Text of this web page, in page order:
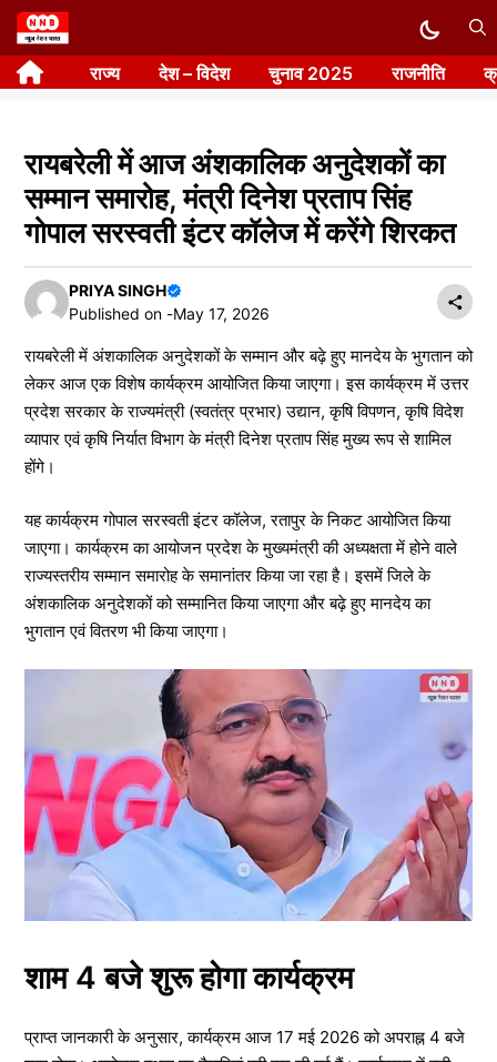
Skip
to
content राज्य देश – विदेश चुनाव 2025 राजनीति
रायबरेली में आज अंशकालिक अनुदेशकों का
सम्मान समारोह, मंत्री दिनेश प्रताप सिंह
गोपाल सरस्वती इंटर कॉलेज में करेंगे शिरकत
PRIYA SINGH
Published on -May 17, 2026
रायबरेली में अंशकालिक अनुदेशकों के सम्मान और बढ़े हुए मानदेय के भुगतान को
लेकर आज एक विशेष कार्यक्रम आयोजित किया जाएगा। इस कार्यक्रम में उत्तर
प्रदेश सरकार के राज्यमंत्री (स्वतंत्र प्रभार) उद्यान, कृषि विपणन, कृषि विदेश
व्यापार एवं कृषि निर्यात विभाग के मंत्री दिनेश प्रताप सिंह मुख्य रूप से शामिल
होंगे।
यह कार्यक्रम गोपाल सरस्वती इंटर कॉलेज, रतापुर के निकट आयोजित किया
जाएगा। कार्यक्रम का आयोजन प्रदेश के मुख्यमंत्री की अध्यक्षता में होने वाले
राज्यस्तरीय सम्मान समारोह के समानांतर किया जा रहा है। इसमें जिले के
अंशकालिक अनुदेशकों को सम्मानित किया जाएगा और बढ़े हुए मानदेय का
भुगतान एवं वितरण भी किया जाएगा।
शाम 4 बजे शुरू होगा कार्यक्रम
प्राप्त जानकारी के अनुसार, कार्यक्रम आज 17 मई 2026 को अपराह्न 4 बजे